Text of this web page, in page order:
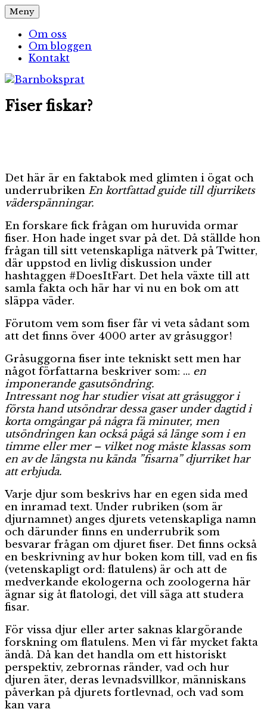
Hoppa
till
innehåll
Barnboksprat
– en blogg om barnböcker
Meny
Om oss
Om bloggen
Kontakt
Fiser fiskar?
Det här är en faktabok med glimten i ögat och
underrubriken En kortfattad guide till djurrikets
väderspänningar.
En forskare fick frågan om huruvida ormar
fiser. Hon hade inget svar på det. Då ställde hon
frågan till sitt vetenskapliga nätverk på Twitter,
där uppstod en livlig diskussion under
hashtaggen #DoesItFart. Det hela växte till att
samla fakta och här har vi nu en bok om att
släppa väder.
Förutom vem som fiser får vi veta sådant som
att det finns över 4000 arter av gråsuggor!
Gråsuggorna fiser inte tekniskt sett men har
något författarna beskriver som: … en
imponerande gasutsöndring.
Intressant nog har studier visat att gråsuggor i
första hand utsöndrar dessa gaser under dagtid i
korta omgångar på några få minuter, men
utsöndringen kan också pågå så länge som i en
timme eller mer – vilket nog måste klassas som
en av de längsta nu kända ”fisarna” djurriket har
att erbjuda.
Varje djur som beskrivs har en egen sida med
en inramad text. Under rubriken (som är
djurnamnet) anges djurets vetenskapliga namn
och därunder finns en underrubrik som
besvarar frågan om djuret fiser. Det finns också
en beskrivning av hur boken kom till, vad en fis
(vetenskapligt ord: flatulens) är och att de
medverkande ekologerna och zoologerna här
ägnar sig åt flatologi, det vill säga att studera
fisar.
För vissa djur eller arter saknas klargörande
forskning om flatulens. Men vi får mycket fakta
ändå. Då kan det handla om ett historiskt
perspektiv, zebrornas ränder, vad och hur
djuren äter, deras levnadsvillkor, människans
påverkan på djurets fortlevnad, och vad som
kan vara